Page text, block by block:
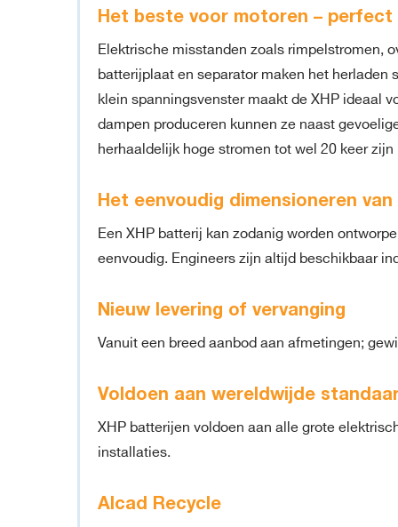
Het beste voor motoren – perfect
Elektrische misstanden zoals rimpelstromen,
batterijplaat en separator maken het herladen
klein spanningsvenster maakt de XHP ideaal
dampen produceren kunnen ze naast
herhaaldelijk hoge stromen tot wel 20 keer
Het eenvoudig dimensioneren
Een XHP batterij kan zodanig worden
eenvoudig. Engineers zijn altijd beschikbaar
Nieuw levering of vervanging
Vanuit een breed aanbod aan afmetingen;
Voldoen aan wereldwijde
XHP batterijen voldoen aan alle grote
installaties.
Alcad Recycle